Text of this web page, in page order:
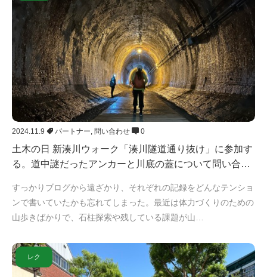
2024.11.9 パートナー, 問い合わせ 0
土木の日 新湊川ウォーク「湊川隧道通り抜け」に参加す
る。道中謎だったアンカーと川底の蓋について問い合…
すっかりブログから遠ざかり、それぞれの記録をどんなテンショ
ンで書いていたかも忘れてしまった。最近は体力づくりのための
山歩きばかりで、石柱探索や残している課題が山…
レク